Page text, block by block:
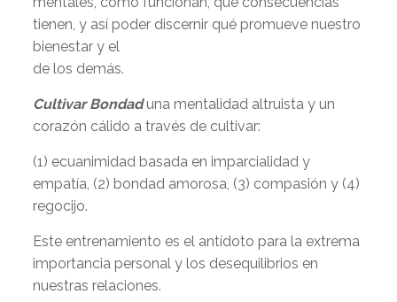
tienen, y así poder discernir qué promueve nuestro
bienestar y el
de los demás.
Cultivar Bondaduna mentalidad altruista y un
corazón cálido a través de cultivar:
(1) ecuanimidad basada en imparcialidad y
empatía, (2) bondad amorosa, (3) compasión y (4)
regocijo.
Este entrenamiento es el antídoto para la extrema
importancia personal y los desequilibrios en
nuestras relaciones.